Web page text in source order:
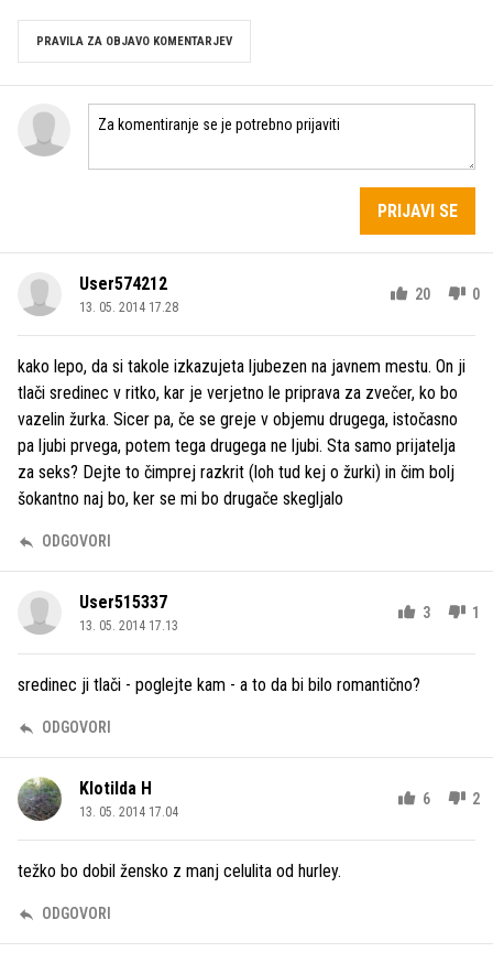
PRAVILA ZA OBJAVO KOMENTARJEV
PRIJAVI SE
User574212
13. 05. 2014 17.28
20 0
kako lepo, da si takole izkazujeta ljubezen na javnem mestu. On ji
tlači sredinec v ritko, kar je verjetno le priprava za zvečer, ko bo
vazelin žurka. Sicer pa, če se greje v objemu drugega, istočasno
pa ljubi prvega, potem tega drugega ne ljubi. Sta samo prijatelja
za seks? Dejte to čimprej razkrit (loh tud kej o žurki) in čim bolj
šokantno naj bo, ker se mi bo drugače skegljalo
ODGOVORI
User515337
13. 05. 2014 17.13
3 1
sredinec ji tlači - poglejte kam - a to da bi bilo romantično?
ODGOVORI
Klotilda H
13. 05. 2014 17.04
6 2
težko bo dobil žensko z manj celulita od hurley.
ODGOVORI